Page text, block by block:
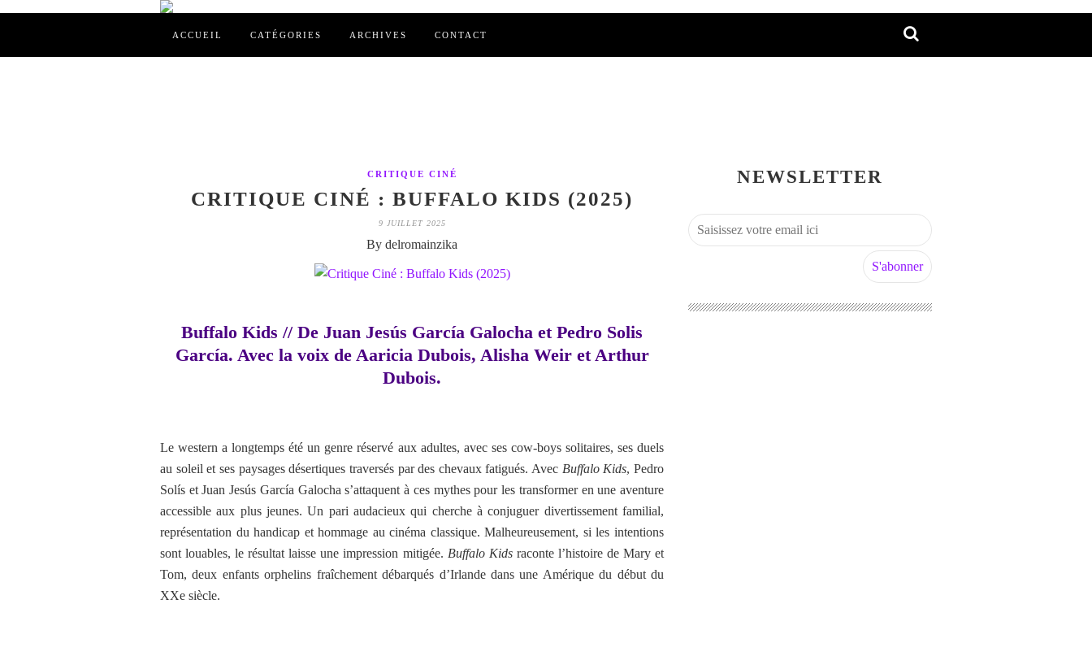
ACCUEIL CATÉGORIES ARCHIVES CONTACT
CRITIQUE CINÉ
CRITIQUE CINÉ : BUFFALO KIDS (2025)
9 JUILLET 2025
By delromainzika
Buffalo Kids // De Juan Jesús García Galocha et Pedro Solis
García. Avec la voix de Aaricia Dubois, Alisha Weir et Arthur
Dubois.
Le western a longtemps été un genre réservé aux adultes, avec ses cow-boys solitaires, ses duels
au soleil et ses paysages désertiques traversés par des chevaux fatigués. Avec Buffalo Kids, Pedro
Solís et Juan Jesús García Galocha s’attaquent à ces mythes pour les transformer en une aventure
accessible aux plus jeunes. Un pari audacieux qui cherche à conjuguer divertissement familial,
représentation du handicap et hommage au cinéma classique. Malheureusement, si les intentions
sont louables, le résultat laisse une impression mitigée. Buffalo Kidsraconte l’histoire de Mary et
Tom, deux enfants orphelins fraîchement débarqués d’Irlande dans une Amérique du début du
XXe siècle.
NEWSLETTER